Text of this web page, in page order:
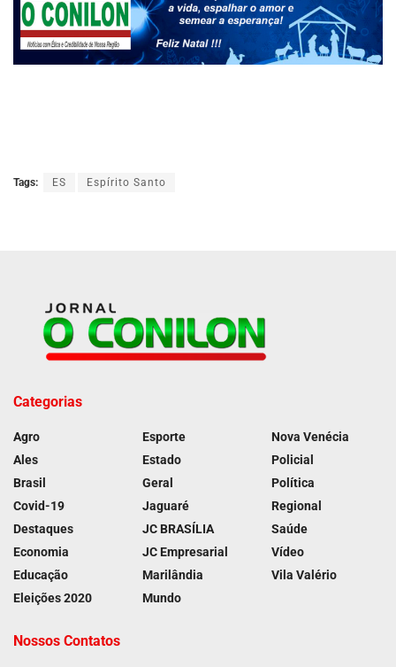
Tags: ES Espírito Santo
Categorias
Agro
Ales
Brasil
Covid-19
Destaques
Economia
Educação
Eleições 2020
Esporte
Estado
Geral
Jaguaré
JC BRASÍLIA
JC Empresarial
Marilândia
Mundo
Nova Venécia
Policial
Política
Regional
Saúde
Vídeo
Vila Valério
Nossos Contatos